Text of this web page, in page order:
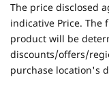
The price disclosed
indicative Price. The
product will be
discounts/offers/
purchase location's